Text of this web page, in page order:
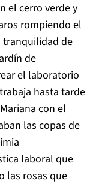
el cerro verde y
rompiendo el
tranquilidad de
de
el laboratorio
hasta tarde
con el
las copas de
laboral que
las rosas que